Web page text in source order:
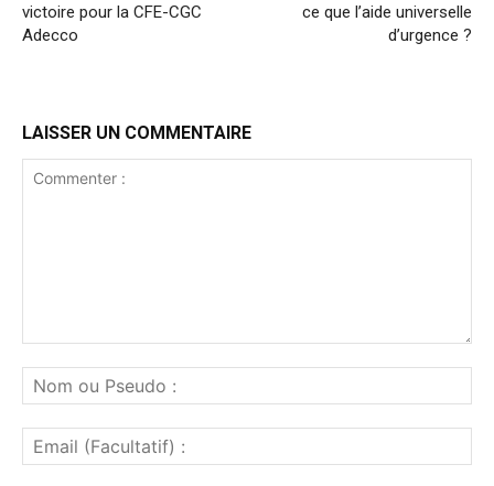
victoire pour la CFE-CGC
Adecco
ce que l’aide universelle
d’urgence ?
LAISSER UN COMMENTAIRE